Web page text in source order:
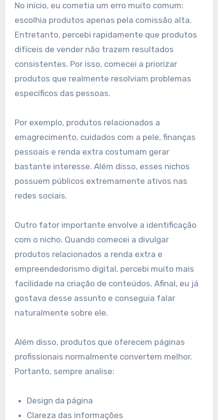
No início, eu cometia um erro muito comum:
escolhia produtos apenas pela comissão alta.
Entretanto, percebi rapidamente que produtos
difíceis de vender não trazem resultados
consistentes. Por isso, comecei a priorizar
produtos que realmente resolviam problemas
específicos das pessoas.
Por exemplo, produtos relacionados a
emagrecimento, cuidados com a pele, finanças
pessoais e renda extra costumam gerar
bastante interesse. Além disso, esses nichos
possuem públicos extremamente ativos nas
redes sociais.
Outro fator importante envolve a identificação
com o nicho. Quando comecei a divulgar
produtos relacionados a renda extra e
empreendedorismo digital, percebi muito mais
facilidade na criação de conteúdos. Afinal, eu já
gostava desse assunto e conseguia falar
naturalmente sobre ele.
Além disso, produtos que oferecem páginas
profissionais normalmente convertem melhor.
Portanto, sempre analise:
Design da página
Clareza das informações